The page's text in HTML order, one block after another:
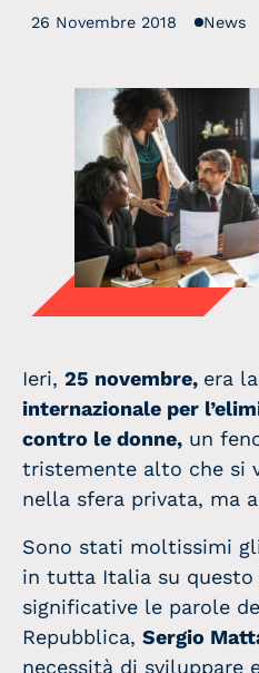
26 Novembre 2018 News
Ieri, 25 novembre, era la
internazionale per
contro le donne, un
tristemente alto che si
nella sfera privata, ma
Sono stati moltissimi
in tutta Italia su
significative le parole
Repubblica, Sergio
necessità di sviluppare